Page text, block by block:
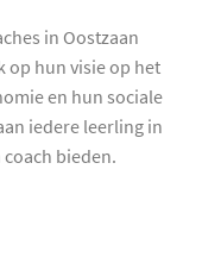
in Oostzaan
op hun visie op het
en hun sociale
iedere leerling in
bieden.